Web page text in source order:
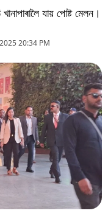
যায় পোষ্ট মেলন।
20:34 PM